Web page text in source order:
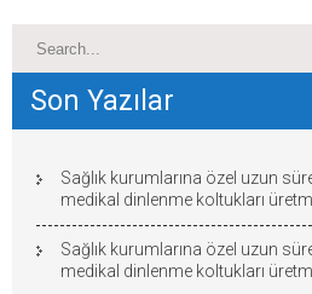
Son Yazılar
Sağlık kurumlarına özel uzun
medikal dinlenme koltukları
Sağlık kurumlarına özel uzun
medikal dinlenme koltukları